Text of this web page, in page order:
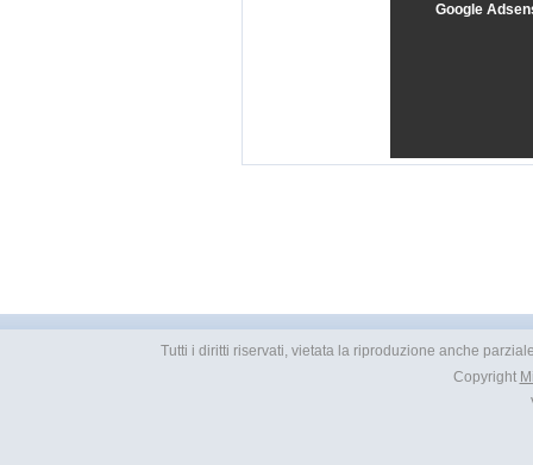
Google
Tutti i diritti riservati, vietata la riproduzione anche
Copyright